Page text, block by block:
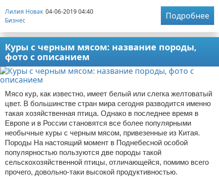
Лилия Новак 04-06-2019 04:40
Бизнес
Подробнее
Куры с черным мясом: название породы,
фото с описанием
Мясо кур, как известно, имеет белый или слегка желтоватый
цвет. В большинстве стран мира сегодня разводится именно
такая хозяйственная птица. Однако в последнее время в
Европе и в России становятся все более популярными
необычные куры с черным мясом, привезенные из Китая.
Породы На настоящий момент в Поднебесной особой
популярностью пользуются две породы такой
сельскохозяйственной птицы, отличающейся, помимо всего
прочего, довольно-таки высокой продуктивностью.